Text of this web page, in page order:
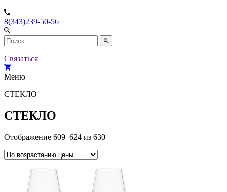
8(343)239-50-56
Связаться
Меню
СТЕКЛО
СТЕКЛО
Отображение 609–624 из 630